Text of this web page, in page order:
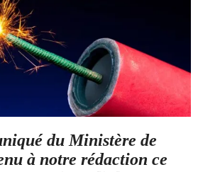
du Ministère de
à notre rédaction ce